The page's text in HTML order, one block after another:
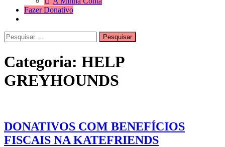
Fazer Donativo
Search
Pesquisar
por:
Categoria: HELP
GREYHOUNDS
DONATIVOS COM BENEFÍCIOS
FISCAIS NA KATEFRIENDS